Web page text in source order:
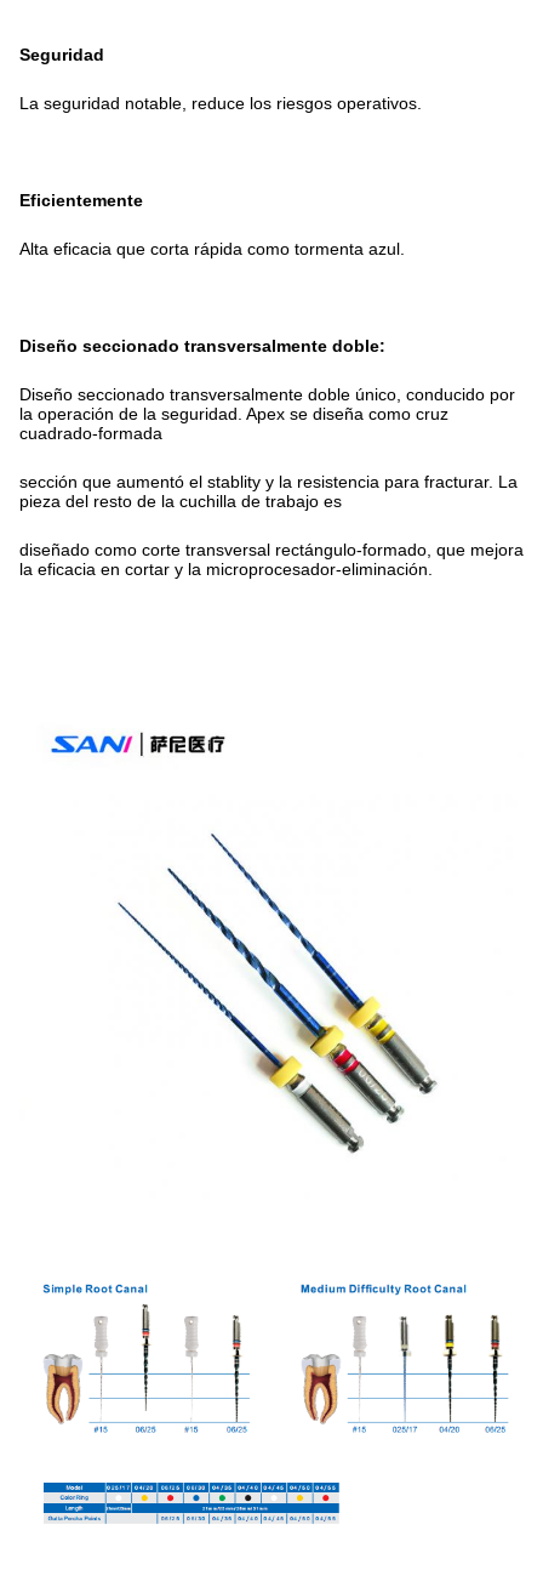
Seguridad
La seguridad notable, reduce los riesgos operativos.
Eficientemente
Alta eficacia que corta rápida como tormenta azul.
Diseño seccionado transversalmente doble:
Diseño seccionado transversalmente doble único, conducido por
la operación de la seguridad. Apex se diseña como cruz
cuadrado-formada
sección que aumentó el stablity y la resistencia para fracturar. La
pieza del resto de la cuchilla de trabajo es
diseñado como corte transversal rectángulo-formado, que mejora
la eficacia en cortar y la microprocesador-eliminación.